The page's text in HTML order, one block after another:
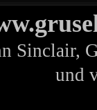
Sinclair,
und